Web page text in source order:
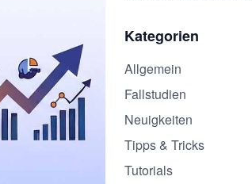
Kategorien
Allgemein
Fallstudien
Neuigkeiten
Tipps & Tricks
Tutorials